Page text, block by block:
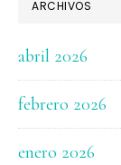
ARCHIVOS
abril 2026
febrero 2026
enero 2026